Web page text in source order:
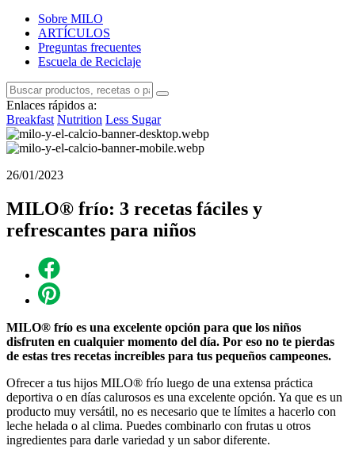
Sobre MILO
ARTÍCULOS
Preguntas frecuentes
Escuela de Reciclaje
Enlaces rápidos a:
Breakfast Nutrition Less Sugar
26/01/2023
MILO® frío: 3 recetas fáciles y
refrescantes para niños
MILO® frío es una excelente opción para que los niños
disfruten en cualquier momento del día. Por eso no te pierdas
de estas tres recetas increíbles para tus pequeños campeones.
Ofrecer a tus hijos MILO® frío luego de una extensa práctica
deportiva o en días calurosos es una excelente opción. Ya que es un
producto muy versátil, no es necesario que te límites a hacerlo con
leche helada o al clima. Puedes combinarlo con frutas u otros
ingredientes para darle variedad y un sabor diferente.